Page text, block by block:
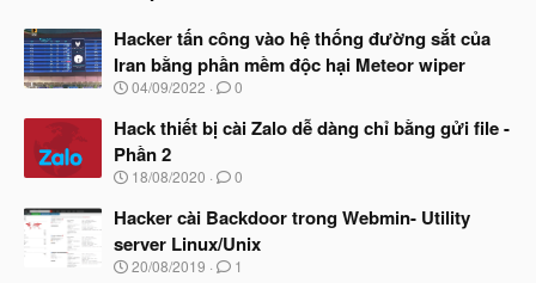
Hacker tấn công vào hệ thống đường sắt của
Iran bằng phần mềm độc hại Meteor wiper
N
à
b
ắ
đ
ầ
u
04/09/2022 0
Hack thiết bị cài Zalo dễ dàng chỉ bằng gửi file -
Phần 2
N
à
b
ắ
18/08/2020 0
Hacker cài Backdoor trong Webmin- Utility
server Linux/Unix
N
20/08/2019 1